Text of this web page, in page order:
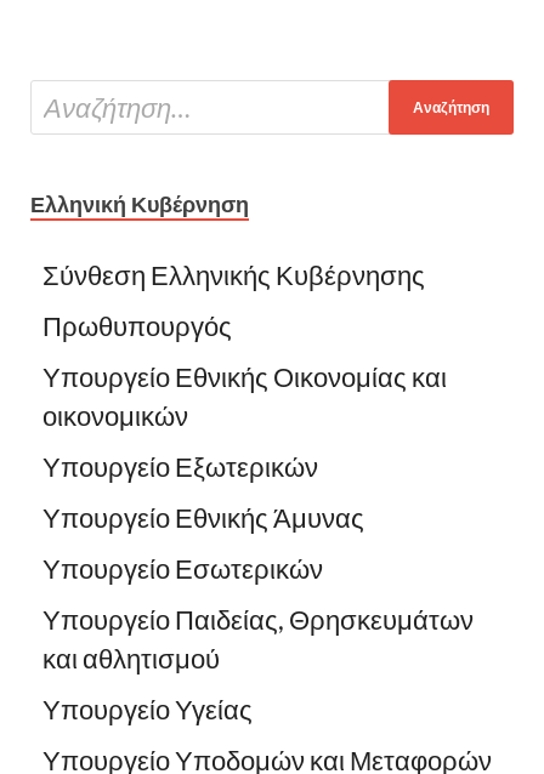
Ελληνική Κυβέρνηση
Σύνθεση Ελληνικής Κυβέρνησης
Πρωθυπουργός
Υπουργείο Εθνικής Οικονομίας και
οικονομικών
Υπουργείο Εξωτερικών
Υπουργείο Εθνικής Άμυνας
Υπουργείο Εσωτερικών
Υπουργείο Παιδείας, Θρησκευμάτων
και αθλητισμού
Υπουργείο Υγείας
Υπουργείο Υποδομών και Μεταφορών